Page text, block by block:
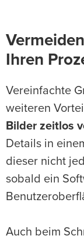
Ihren
Vereinfachte
weiteren
Bilder zeitlos
Details in
dieser nicht
sobald ein
Auch beim